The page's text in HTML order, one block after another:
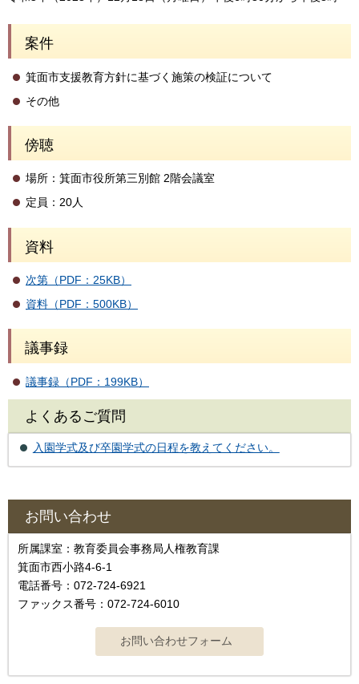
案件
箕面市支援教育方針に基づく施策の検証について
その他
傍聴
場所：箕面市役所第三別館 2階会議室
定員：20人
資料
次第（PDF：25KB）
資料（PDF：500KB）
議事録
議事録（PDF：199KB）
よくあるご質問
入園学式及び卒園学式の日程を教えてください。
お問い合わせ
所属課室：教育委員会事務局人権教育課
箕面市西小路4‐6‐1
電話番号：072-724-6921
ファックス番号：072-724-6010